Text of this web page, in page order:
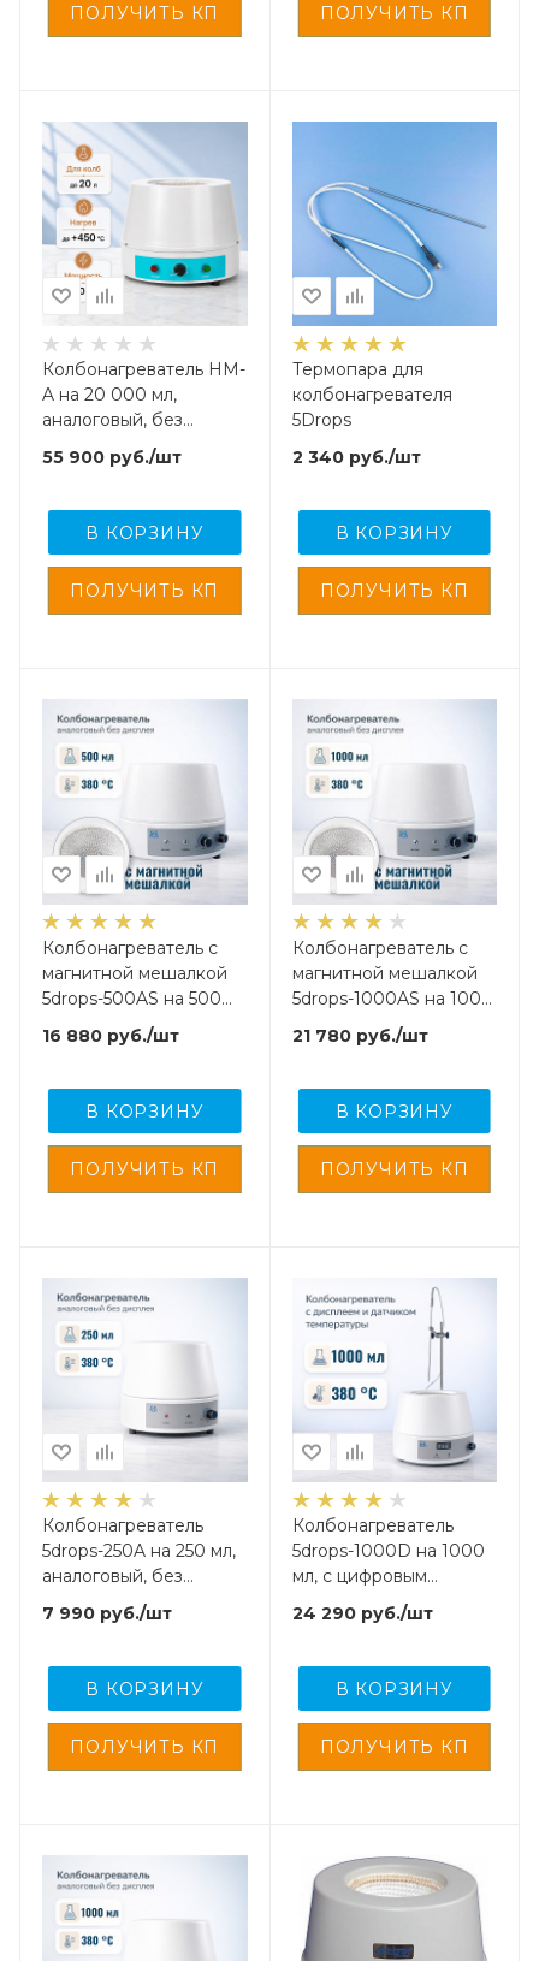
Колбонагреватель HM-
A на 20 000 мл,
аналоговый, без
55 900 руб./шт
В КОРЗИНУ
Термопара для
колбонагревателя
5Drops
2 340руб./шт
В КОРЗИНУ
Колбонагреватель с
магнитной мешалкой
5drops-500AS на 500
мл, аналоговый, без
дисплея
16 880 руб./шт
В КОРЗИНУ
Колбонагреватель с
магнитной мешалкой
5drops-1000AS на 1000
мл, аналоговый, без
дисплея
21 780руб./шт
В КОРЗИНУ
Колбонагреватель
5drops-250A на 250 мл,
аналоговый, без
7 990 руб./шт
В КОРЗИНУ
Колбонагреватель
5drops-1000D на 1000
мл, с цифровым
дисплеем и внешним
датчиком температуры
24 290руб./шт
В КОРЗИНУ